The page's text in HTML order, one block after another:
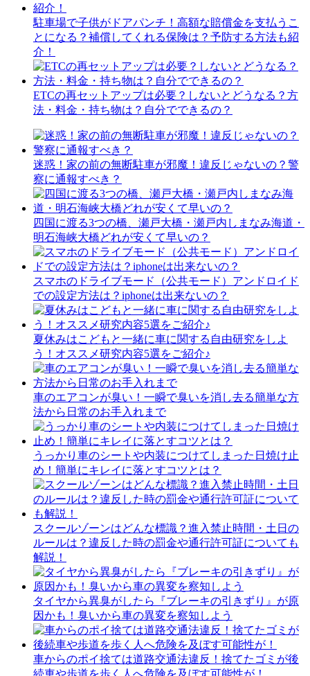
駐車場で子供がドアパンチ！高額な賠償金を支払うこ
とになる？補償してくれる保険は？予防する方法も紹
介！
ETCの再セットアップは必要？しないとどうなる？方
法・料金・持ち物は？自分でできるの？
迷惑！家の前の無断駐車が邪魔！違反じゃないの？警
察に通報すべき？
四国に渡る3つの橋、瀬戸大橋・瀬戸内しまなみ海道・
明石海峡大橋どれが安くて早いの？
スマホのドライブモード（公共モード）アンドロイド
での設定方法は？iphoneは出来ないの？
夏休みはこどもと一緒に車に関する自由研究をしよ
う！オススメ研究内容5選をご紹介♪
車のエアコンが臭い！一瞬で臭いを消し去る簡単な方
法から日常のお手入れまで
うっかり車のシートや内装につけてしまった日焼け止
め！簡単にキレイに落とすコツとは？
スクールゾーンはどんな標識？進入禁止時間・土日の
ルールは？違反した時の罰金や通行許可証についても
解説！
タイヤから異臭がしたら『ブレーキの引きずり』が原
因かも！臭いから車の異変を察知しよう
車からのポイ捨ては道路交通法違反！捨てたゴミが後
続車や歩道を歩く人へ危険を及ぼす可能性が！